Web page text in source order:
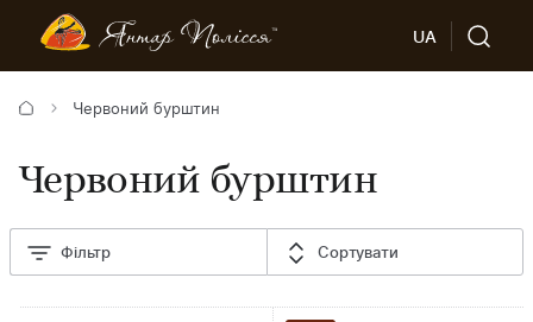
UA
Червоний бурштин
Червоний бурштин
Фільтр Сортувати